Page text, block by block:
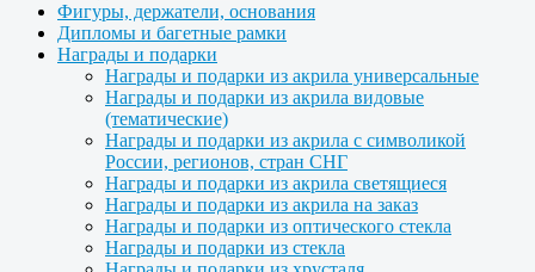
Фигуры, держатели, основания
Дипломы и багетные рамки
Награды и подарки
Награды и подарки из акрила универсальные
Награды и подарки из акрила видовые
(тематические)
Награды и подарки из акрила с символикой
России, регионов, стран СНГ
Награды и подарки из акрила светящиеся
Награды и подарки из акрила на заказ
Награды и подарки из оптического стекла
Награды и подарки из стекла